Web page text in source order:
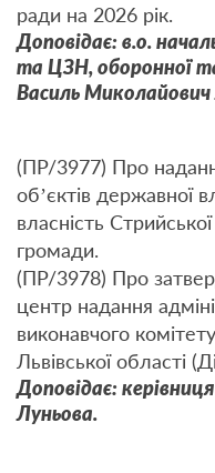
ради на 2026 рік.
Доповідає: в.о.
та ЦЗН, оборонної
Василь
(ПР/3977) Про
об’єктів державної
власність
громади.
(ПР/3978) Про
центр надання
виконавчого
Львівської області
Доповідає:
Луньова.